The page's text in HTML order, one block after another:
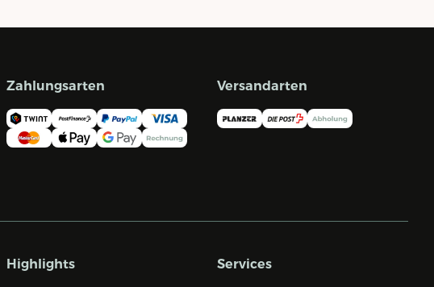
Zahlungsarten Versandarten
Highlights Services